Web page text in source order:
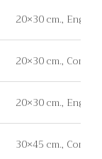
20×30 cm.,
20×30 cm.,
20×30 cm.,
30×45 cm.,